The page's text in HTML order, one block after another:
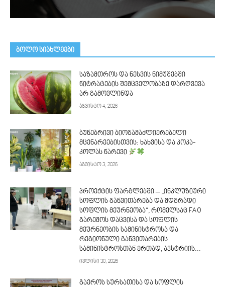
ᲑᲝᲚᲝ ᲡᲘᲐᲮᲚᲔᲔᲑᲘ
საზამთროს და ნესვის ნიმუშებში
ნიტრატების შემცველობაზე დარღვევა
არ გამოვლინდა
აგვისტო 4, 2026
ბუნებრივი ბიოგამაძლიერებელი
მცენარეებისთვის: ხახვისა და კოკა-
კოლას ნარევი
აგვისტო 3, 2026
პროექტის ფარგლებში – „ინკლუზიური
სოფლის განვითარება და მდგრადი
სოფლის მეურნეობა“, რომელსაც FAO
გარემოს დაცვისა და სოფლის
მეურნეობის სამინისტროსა და
რეგიონული განვითარების
სამინისტროსთან ერთად, ავსტრიის...
ივლისი 30, 2026
გაეროს სურსათისა და სოფლის